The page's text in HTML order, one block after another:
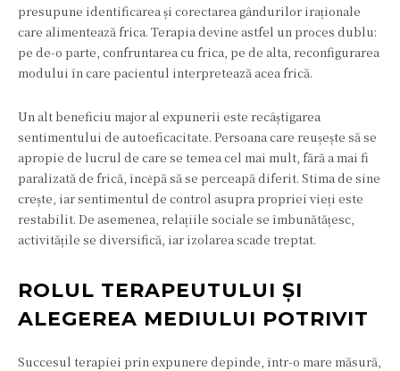
presupune identificarea și corectarea gândurilor iraționale
care alimentează frica. Terapia devine astfel un proces dublu:
pe de-o parte, confruntarea cu frica, pe de alta, reconfigurarea
modului în care pacientul interpretează acea frică.
Un alt beneficiu major al expunerii este recâștigarea
sentimentului de autoeficacitate. Persoana care reușește să se
apropie de lucrul de care se temea cel mai mult, fără a mai fi
paralizată de frică, încėpă să se perceapă diferit. Stima de sine
crește, iar sentimentul de control asupra propriei vieți este
restabilit. De asemenea, relațiile sociale se îmbunătățesc,
activitățile se diversifică, iar izolarea scade treptat.
ROLUL TERAPEUTULUI ȘI
ALEGEREA MEDIULUI POTRIVIT
Succesul terapiei prin expunere depinde, într-o mare măsură,